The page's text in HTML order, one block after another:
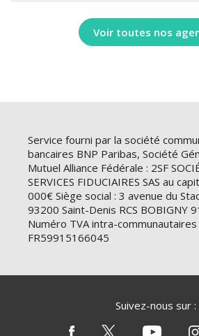
Voir toutes nos
Service fourni par la société
bancaires BNP Paribas, Société
Mutuel Alliance Fédérale : 2SF
SERVICES FIDUCIAIRES SAS au
000€ Siège social : 3 avenue du
93200 Saint-Denis RCS BOBIGNY
Numéro TVA intra-communautaires
FR59915166045
Suivez-nous sur :